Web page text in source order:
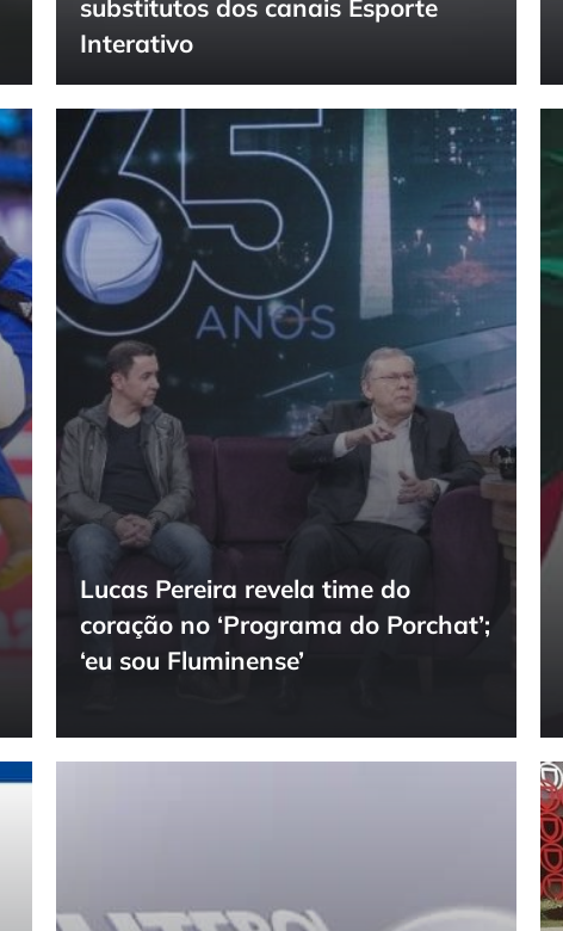
substitutos dos canais Esporte
Interativo
Lucas Pereira revela time do
coração no ‘Programa do Porchat’;
‘eu sou Fluminense’